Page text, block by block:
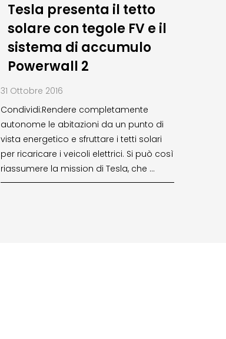
Tesla presenta il tetto
solare con tegole FV e il
sistema di accumulo
Powerwall 2
31 Ottobre 2016
Condividi:Rendere completamente
autonome le abitazioni da un punto di
vista energetico e sfruttare i tetti solari
per ricaricare i veicoli elettrici. Si può così
riassumere la mission di Tesla, che …